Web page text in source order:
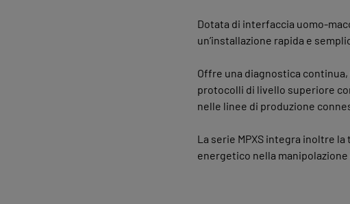
Dotata di interfaccia
un’installazione rapida e
Offre una diagnostica
protocolli di livello superiore
nelle linee di produzione
La serie MPXS integra inoltre
energetico nella manipolazione